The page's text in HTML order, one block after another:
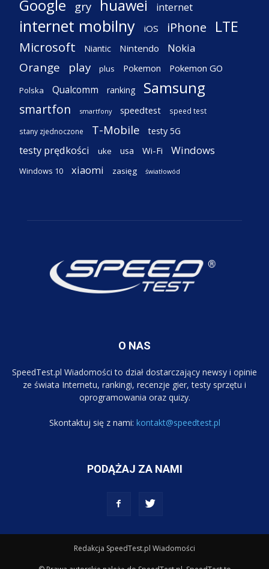
Google gry huawei internet
internet mobilny iOS iPhone LTE
Microsoft Niantic Nintendo Nokia
Orange play plus Pokemon Pokemon GO
Polska Qualcomm ranking Samsung
smartfon smartfony speedtest speed test
stany zjednoczone T-Mobile testy 5G
testy prędkości uke usa Wi-Fi Windows
Windows 10 xiaomi zasięg światłowód
O NAS
SpeedTest.pl Wiadomości to dział dostarczający newsy i opinie
ze świata Internetu, rankingi, recenzje gier, testy sprzętu i
oprogramowania oraz quizy.
Skontaktuj się z nami: kontakt@speedtest.pl
PODĄŻAJ ZA NAMI
Redakcja SpeedTest.pl Wiadomości